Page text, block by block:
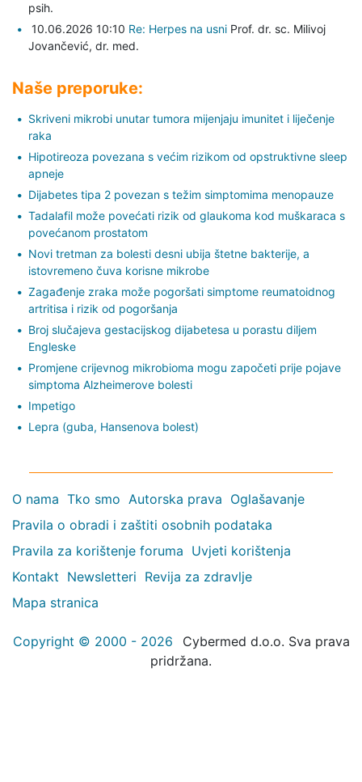
psih.
10.06.2026 10:10 Re: Herpes na usni Prof. dr. sc. Milivoj
Jovančević, dr. med.
Naše preporuke:
Skriveni mikrobi unutar tumora mijenjaju imunitet i liječenje
raka
Hipotireoza povezana s većim rizikom od opstruktivne sleep
apneje
Dijabetes tipa 2 povezan s težim simptomima menopauze
Tadalafil može povećati rizik od glaukoma kod muškaraca s
povećanom prostatom
Novi tretman za bolesti desni ubija štetne bakterije, a
istovremeno čuva korisne mikrobe
Zagađenje zraka može pogoršati simptome reumatoidnog
artritisa i rizik od pogoršanja
Broj slučajeva gestacijskog dijabetesa u porastu diljem
Engleske
Promjene crijevnog mikrobioma mogu započeti prije pojave
simptoma Alzheimerove bolesti
Impetigo
Lepra (guba, Hansenova bolest)
O nama Tko smo Autorska prava Oglašavanje
Pravila o obradi i zaštiti osobnih podataka
Pravila za korištenje foruma Uvjeti korištenja
Kontakt Newsletteri Revija za zdravlje
Mapa stranica
Copyright © 2000 - 2026
Cybermed d.o.o. Sva prava
pridržana.